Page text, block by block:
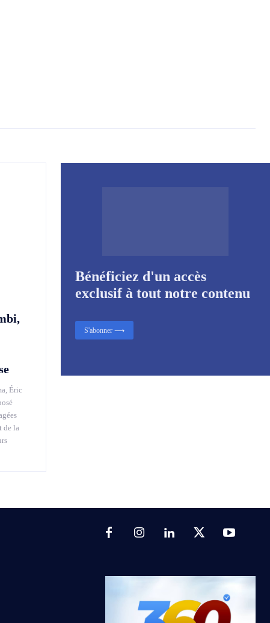
Éric
de la
Bénéficiez d'un accès
exclusif à tout notre contenu
S'abonner ⟶